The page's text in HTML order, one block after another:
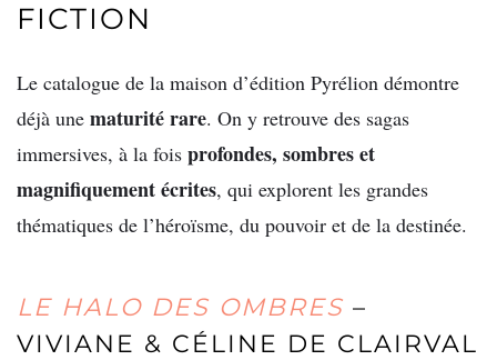
FICTION
Le catalogue de la maison d’édition Pyrélion démontre
déjà une maturité rare. On y retrouve des sagas
immersives, à la fois profondes, sombres et
magnifiquement écrites, qui explorent les grandes
thématiques de l’héroïsme, du pouvoir et de la destinée.
LE HALO DES OMBRES –
VIVIANE & CÉLINE DE CLAIRVAL